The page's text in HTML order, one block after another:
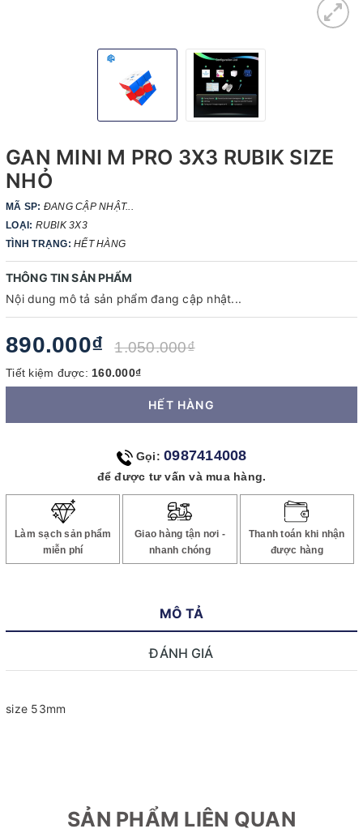
GAN MINI M PRO 3X3 RUBIK SIZE
NHỎ
MÃ SP: ĐANG CẬP NHẬT...
LOẠI: RUBIK 3X3
TÌNH TRẠNG: HẾT HÀNG
THÔNG TIN SẢN PHẨM
Nội dung mô tả sản phẩm đang cập nhật...
890.000₫ 1.050.000₫
Tiết kiệm được: 160.000₫
HẾT HÀNG
Gọi: 0987414008
để được tư vấn và mua hàng.
Làm sạch sản phẩm
miễn phí
Giao hàng tận nơi -
nhanh chóng
Thanh toán khi nhận
được hàng
MÔ TẢ
ĐÁNH GIÁ
size 53mm
SẢN PHẨM LIÊN QUAN